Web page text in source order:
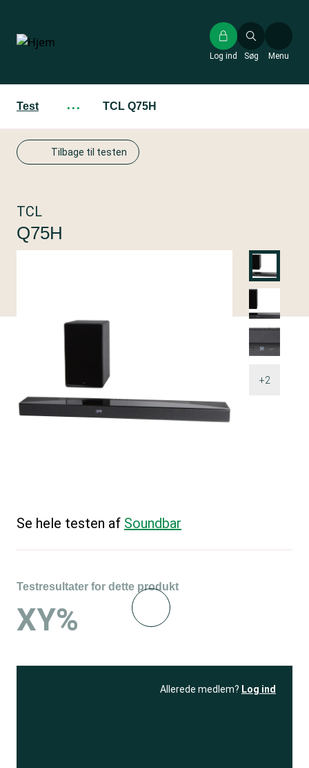
hovedindhold
Søg
Log ind Menu
Test ··· TCL Q75H
Tilbage til testen
+2
TCL
Q75H
Se hele testen af Soundbar
Testresultater for dette produkt
XY%
Allerede medlem? Log ind